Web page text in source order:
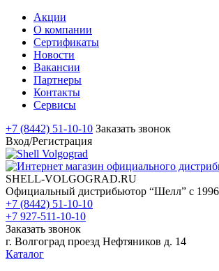
Акции
О компании
Сертификаты
Новости
Вакансии
Партнеры
Контакты
Сервисы
+7 (8442) 51-10-10 Заказать звонок
Вход/Регистрация
SHELL-VOLGOGRAD.RU
Официальный дистрибьютор “Шелл” с 1996
+7 (8442) 51-10-10
+7 927-511-10-10
Заказать звонок
г. Волгоград проезд Нефтяников д. 14
Каталог